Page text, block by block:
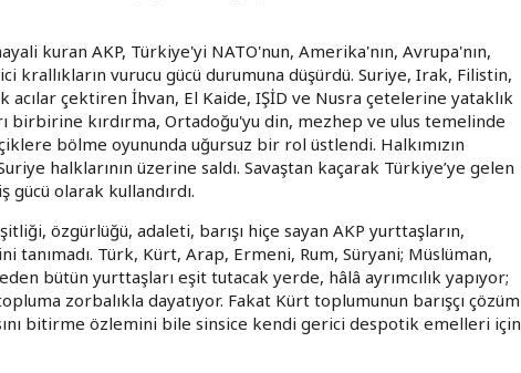
kuran AKP, Türkiye'yi NATO'nun, Amerika'nın, Avrupa'nın,
krallıkların vurucu gücü durumuna düşürdü. Suriye, Irak, Filistin,
acılar çektiren İhvan, El Kaide, IŞİD ve Nusra çetelerine yataklık
birbirine kırdırma, Ortadoğu'yu din, mezhep ve ulus temelinde
bölme oyununda uğursuz bir rol üstlendi. Halkımızın
halklarının üzerine saldı. Savaştan kaçarak Türkiye’ye gelen
olarak kullandırdı.
özgürlüğü, adaleti, barışı hiçe sayan AKP yurttaşların,
Türk, Kürt, Arap, Ermeni, Rum, Süryani; Müslüman,
bütün yurttaşları eşit tutacak yerde, hâlâ ayrımcılık yapıyor;
zorbalıkla dayatıyor. Fakat Kürt toplumunun barışçı çözüm
bitirme özlemini bile sinsice kendi gerici despotik emelleri için